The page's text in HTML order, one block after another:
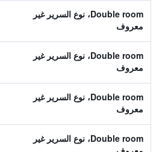
Double room، نوع السرير غير
معروف
Double room، نوع السرير غير
معروف
Double room، نوع السرير غير
معروف
Double room، نوع السرير غير